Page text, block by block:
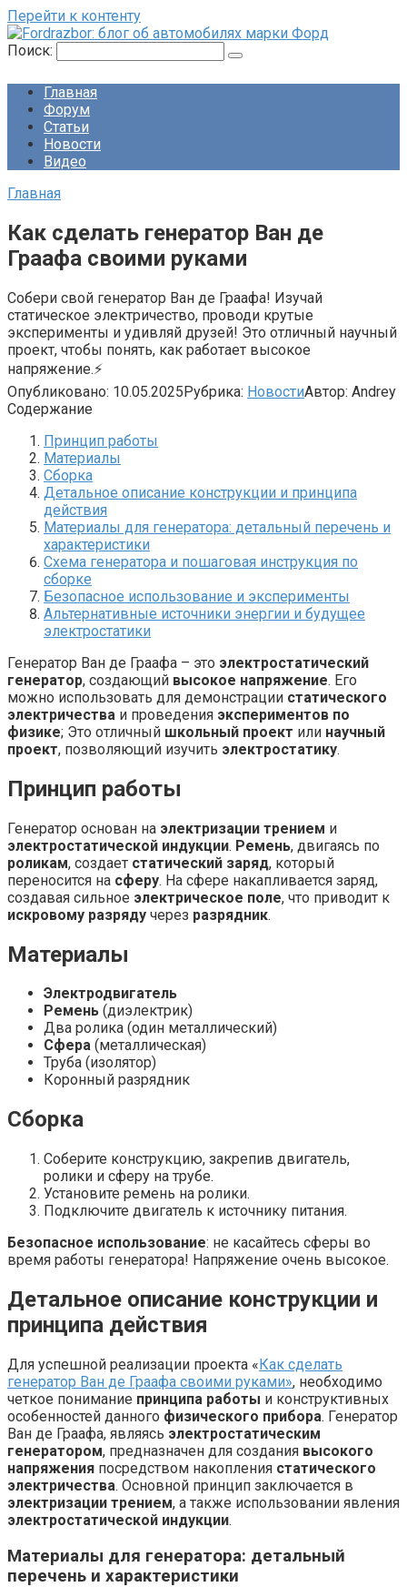
Перейти к контенту
Поиск:
Главная
Форум
Статьи
Новости
Видео
Главная
Как сделать генератор Ван де
Граафа своими руками
Собери свой генератор Ван де Граафа! Изучай
статическое электричество, проводи крутые
эксперименты и удивляй друзей! Это отличный научный
проект, чтобы понять, как работает высокое
напряжение.⚡
Опубликовано: 10.05.2025Рубрика: НовостиАвтор: Andrey
Содержание
Принцип работы
Материалы
Сборка
Детальное описание конструкции и принципа
действия
Материалы для генератора: детальный перечень и
характеристики
Схема генератора и пошаговая инструкция по
сборке
Безопасное использование и эксперименты
Альтернативные источники энергии и будущее
электростатики
Генератор Ван де Граафа – это электростатический
генератор, создающий высокое напряжение. Его
можно использовать для демонстрации статического
электричества и проведения экспериментов по
физике; Это отличный школьный проект или научный
проект, позволяющий изучить электростатику.
Принцип работы
Генератор основан на электризации трением и
электростатической индукции. Ремень, двигаясь по
роликам, создает статический заряд, который
переносится на сферу. На сфере накапливается заряд,
создавая сильное электрическое поле, что приводит к
искровому разряду через разрядник.
Материалы
Электродвигатель
Ремень (диэлектрик)
Два ролика (один металлический)
Сфера (металлическая)
Труба (изолятор)
Коронный разрядник
Сборка
Соберите конструкцию, закрепив двигатель,
ролики и сферу на трубе.
Установите ремень на ролики.
Подключите двигатель к источнику питания.
Безопасное использование: не касайтесь сферы во
время работы генератора! Напряжение очень высокое.
Детальное описание конструкции и
принципа действия
Для успешной реализации проекта «Как сделать
генератор Ван де Граафа своими руками», необходимо
четкое понимание принципа работы и конструктивных
особенностей данного физического прибора. Генератор
Ван де Граафа, являясь электростатическим
генератором, предназначен для создания высокого
напряжения посредством накопления статического
электричества. Основной принцип заключается в
электризации трением, а также использовании явления
электростатической индукции.
Материалы для генератора: детальный
перечень и характеристики